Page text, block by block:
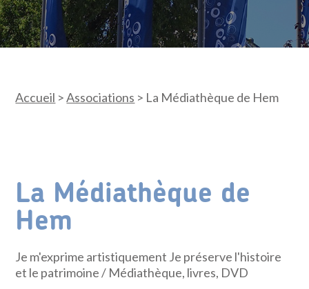
Accueil >Associations > La Médiathèque de Hem
La Médiathèque de
Hem
Je m'exprime artistiquement Je préserve l'histoire
et le patrimoine/ Médiathèque, livres, DVD